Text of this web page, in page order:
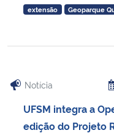
extensão
Geoparque
Notícia
UFSM integra a
edição do Projeto